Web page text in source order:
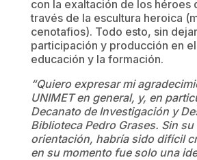
con la exaltación de los héroes
través de la escultura heroica
cenotafios). Todo esto, sin
participación y producción en
educación y la formación.
“Quiero expresar mi
UNIMET en general, y, en
Decanato de Investigación y
Biblioteca Pedro Grases. Sin
orientación, habría sido difícil
en su momento fue solo una